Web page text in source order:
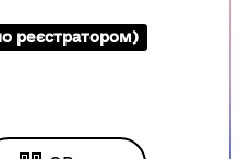
реєстратором)